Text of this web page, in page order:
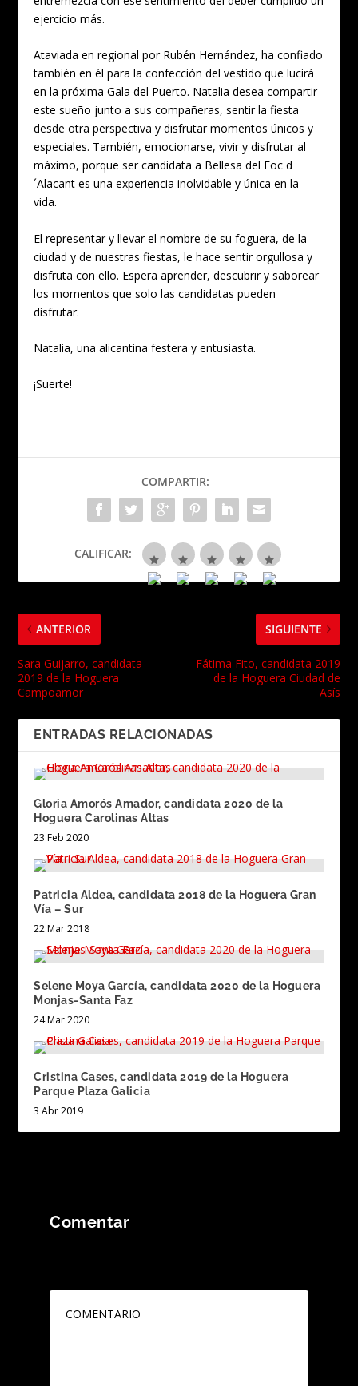
ejercicio más.
Ataviada en regional por Rubén Hernández, ha confiado
también en él para la confección del vestido que lucirá
en la próxima Gala del Puerto. Natalia desea compartir
este sueño junto a sus compañeras, sentir la fiesta
desde otra perspectiva y disfrutar momentos únicos y
especiales. También, emocionarse, vivir y disfrutar al
máximo, porque ser candidata a Bellesa del Foc d
´Alacant es una experiencia inolvidable y única en la
vida.
El representar y llevar el nombre de su foguera, de la
ciudad y de nuestras fiestas, le hace sentir orgullosa y
disfruta con ello. Espera aprender, descubrir y saborear
los momentos que solo las candidatas pueden
disfrutar.
Natalia, una alicantina festera y entusiasta.
¡Suerte!
COMPARTIR:
CALIFICAR:
ANTERIOR
Sara Guijarro, candidata
2019 de la Hoguera
Campoamor
SIGUIENTE
Fátima Fito, candidata 2019
de la Hoguera Ciudad de
Asís
ENTRADAS RELACIONADAS
Gloria Amorós Amador, candidata 2020 de la
Hoguera Carolinas Altas
23 Feb 2020
Patricia Aldea, candidata 2018 de la Hoguera Gran
Vía – Sur
22 Mar 2018
Selene Moya García, candidata 2020 de la Hoguera
Monjas-Santa Faz
24 Mar 2020
Cristina Cases, candidata 2019 de la Hoguera
Parque Plaza Galicia
3 Abr 2019
Comentar